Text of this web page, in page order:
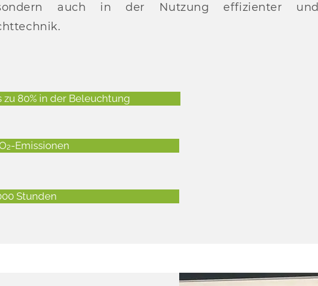
sondern auch in der Nutzung effizienter und
zu 80% in der Beleuchtung
Emissionen
Stunden